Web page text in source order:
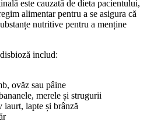
este cauzată de dieta pacientului,
alimentar pentru a se asigura că
nutritive pentru a menține
includ:
ovăz sau pâine
merele și strugurii
iaurt, lapte și brânză